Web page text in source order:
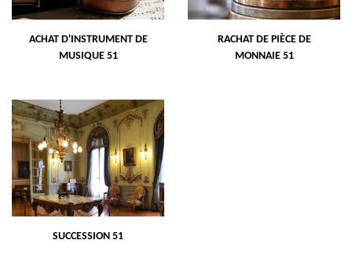
ACHAT D'INSTRUMENT DE
MUSIQUE 51
RACHAT DE PIÈCE DE
MONNAIE 51
SUCCESSION 51